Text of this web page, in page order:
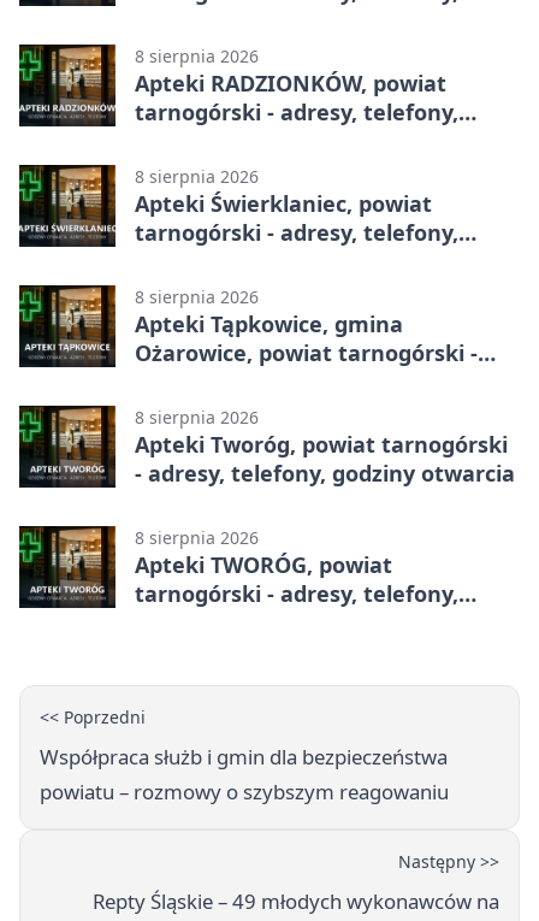
8 sierpnia 2026
Apteki RADZIONKÓW, powiat
tarnogórski - adresy, telefony,
8 sierpnia 2026
Apteki Świerklaniec, powiat
tarnogórski - adresy, telefony,
8 sierpnia 2026
Apteki Tąpkowice, gmina
Ożarowice, powiat tarnogórski -
8 sierpnia 2026
Apteki Tworóg, powiat tarnogórski
- adresy, telefony, godziny otwarcia
8 sierpnia 2026
Apteki TWORÓG, powiat
tarnogórski - adresy, telefony,
<< Poprzedni
Współpraca służb i gmin dla bezpieczeństwa
powiatu – rozmowy o szybszym reagowaniu
Następny >>
Repty Śląskie – 49 młodych wykonawców na